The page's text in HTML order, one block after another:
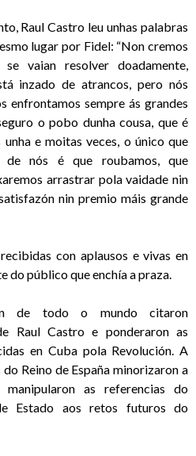
Raul Castro leu unhas palabras
lugar por Fidel: “Non cremos
vaian resolver doadamente,
inzado de atrancos, pero nós
enfrontamos sempre ás grandes
o pobo dunha cousa, que é
e moitas veces, o único que
nós é que roubamos, que
arrastrar pola vaidade nin
nin premio máis grande
con aplausos e vivas en
do público que enchía a praza.
de todo o mundo citaron
Raul Castro e ponderaron as
en Cuba pola Revolución. A
Reino de España minorizaron a
as referencias do
Estado aos retos futuros do